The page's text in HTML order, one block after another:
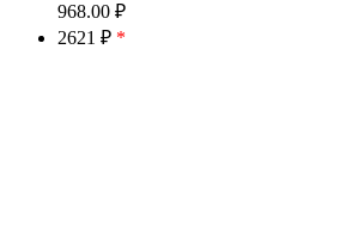
968.00 ₽
2621 ₽ *